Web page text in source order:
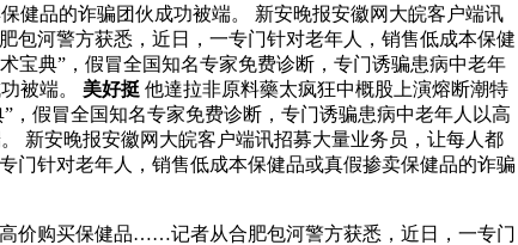
品的诈骗团伙成功被端。 新安晚报安徽网大皖客户端讯
河警方获悉，近日，一专门针对老年人，销售低成本保健
宝典”，假冒全国知名专家免费诊断，专门诱骗患病中老年
被端。 美好挺 他達拉非原料藥太疯狂中概股上演熔断潮特
假冒全国知名专家免费诊断，专门诱骗患病中老年人以高
新安晚报安徽网大皖客户端讯招募大量业务员，让每人都
针对老年人，销售低成本保健品或真假掺卖保健品的诈骗
价购买保健品……记者从合肥包河警方获悉，近日，一专门